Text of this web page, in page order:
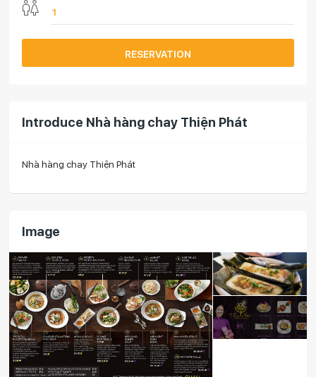
RESERVATION
Introduce Nhà hàng chay Thiện Phát
Nhà hàng chay Thiện Phát
Image